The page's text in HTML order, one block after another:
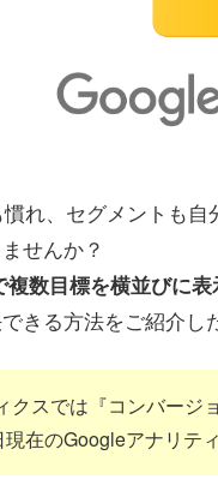
れ、セグメントも
せんか？
複数目標を横並びに
きる方法をご紹介し
スでは『コンバージ
在のGoogleアナリテ